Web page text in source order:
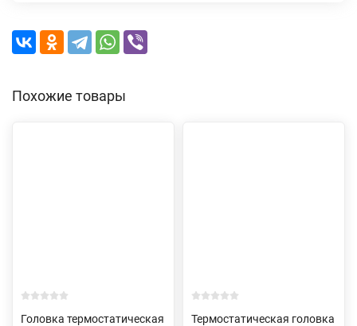
Похожие товары
Головка термостатическая
Термостатическая головка